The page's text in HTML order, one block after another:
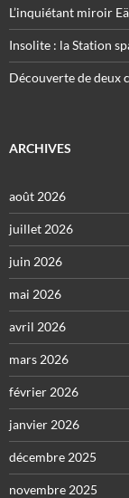
L’inquiétant miroir
Insolite : la Station
Découverte de deux
ARCHIVES
août 2026
juillet 2026
juin 2026
mai 2026
avril 2026
mars 2026
février 2026
janvier 2026
décembre 2025
novembre 2025